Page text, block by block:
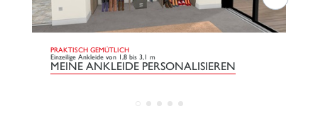
PRAKTISCH GEMÜTLICH
Einzeilige Ankleide von 1,8 bis 3,1 m
MEINE ANKLEIDE PERSONALISIEREN